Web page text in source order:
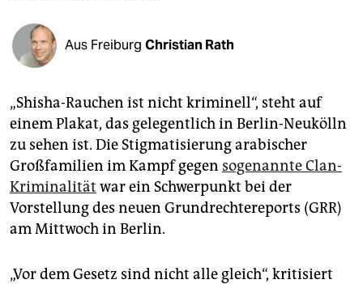
fragen & hilfe
abo
genossenschaft
epaper login
Aus Freiburg Christian Rath
„Shisha-Rauchen ist nicht kriminell“, steht auf
einem Plakat, das gelegentlich in Berlin-Neukölln
zu sehen ist. Die Stigmatisierung arabischer
Großfamilien im Kampf gegen sogenannte Clan-
Kriminalität war ein Schwerpunkt bei der
Vorstellung des neuen Grundrechtereports (GRR)
am Mittwoch in Berlin.
„Vor dem Gesetz sind nicht alle gleich“, kritisiert